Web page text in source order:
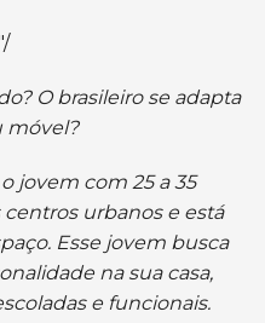
O brasileiro se adapta
móvel?
jovem com 25 a 35
urbanos e está
Esse jovem busca
na sua casa,
e funcionais.